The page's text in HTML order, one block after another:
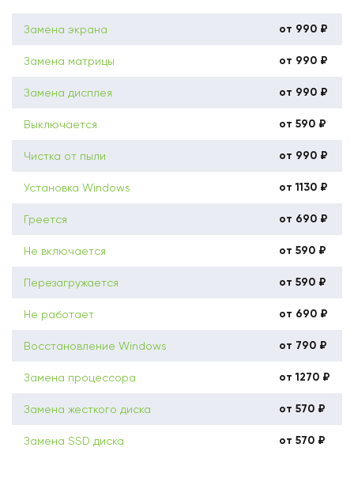
Замена экрана от 990 ₽
Замена матрицы от 990 ₽
Замена дисплея от 990 ₽
Выключается от 590 ₽
Чистка от пыли от 990 ₽
Установка Windows от 1130 ₽
Греется от 690 ₽
Не включается от 590 ₽
Перезагружается от 590 ₽
Не работает от 690 ₽
Восстановление Windows от 790 ₽
Замена процессора от 1270 ₽
Замена жесткого диска от 570 ₽
Замена SSD диска от 570 ₽